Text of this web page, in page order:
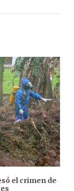
el crimen de